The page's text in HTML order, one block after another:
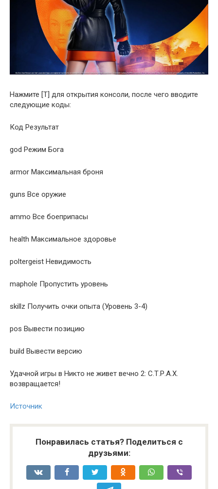
Нажмите [T] для открытия консоли, после чего вводите
следующие коды:
Код Результат
god Режим Бога
armor Максимальная броня
guns Все оружие
ammo Все боеприпасы
health Максимальное здоровье
poltergeist Невидимость
maphole Пропустить уровень
skillz Получить очки опыта (Уровень 3-4)
pos Вывести позицию
build Вывести версию
Удачной игры в Никто не живет вечно 2: С.Т.Р.А.Х.
возвращается!
Источник
Понравилась статья? Поделиться с
друзьями: